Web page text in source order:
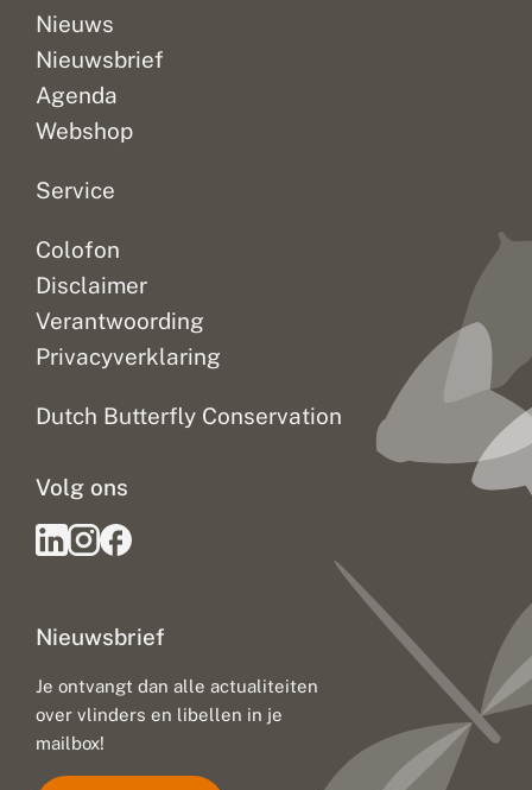
Nieuws
Nieuwsbrief
Agenda
Webshop
Service
Colofon
Disclaimer
Verantwoording
Privacyverklaring
Dutch Butterfly Conservation
Nieuwsbrief
Je ontvangt dan alle actualiteiten
over vlinders en libellen in je
mailbox!
Volg ons